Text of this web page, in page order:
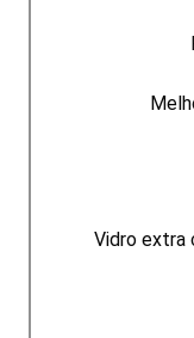
Vidro extra